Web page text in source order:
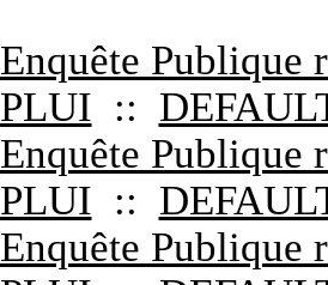
Enquête Publique
PLUI ::
Enquête Publique
PLUI ::
Enquête Publique